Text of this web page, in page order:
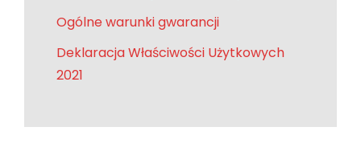
Ogólne warunki gwarancji
Deklaracja Właściwości Użytkowych
2021